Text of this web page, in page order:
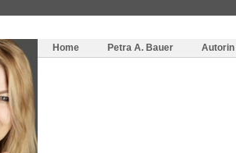
Home
Petra A. Bauer Autorin